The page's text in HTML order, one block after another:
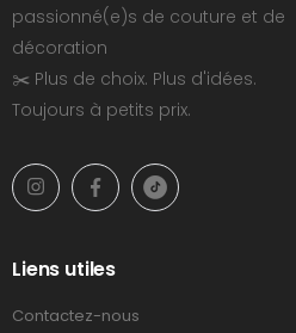
passionné(e)s de couture et de
décoration
✂️ Plus de choix. Plus d'idées.
Toujours à petits prix.
Liens utiles
Contactez-nous